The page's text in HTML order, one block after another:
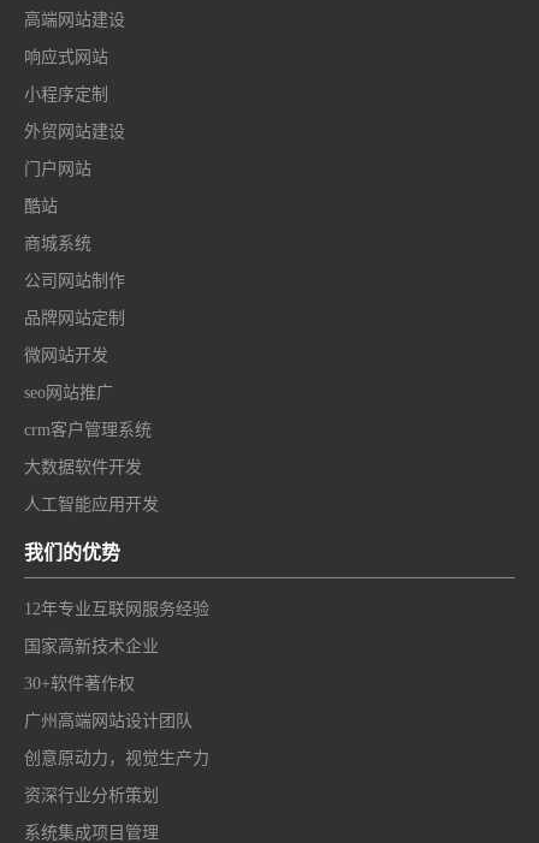
高端网站建设
响应式网站
小程序定制
外贸网站建设
门户网站
酷站
商城系统
公司网站制作
品牌网站定制
微网站开发
seo网站推广
crm客户管理系统
大数据软件开发
人工智能应用开发
我们的优势
12年专业互联网服务经验
国家高新技术企业
30+软件著作权
广州高端网站设计团队
创意原动力，视觉生产力
资深行业分析策划
系统集成项目管理